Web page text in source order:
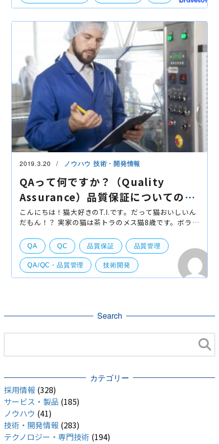
2019.3.20 ノウハウ 技術・開発情報
QAって何ですか？（Quality
Assurance）品質保証についてのま
とめ。
こんにちは！猫大好きのT.I.です。だって猫おいしいん
だもん！？ 実家の猫は茶トラのメス猫8歳です。ボラン
ールは贅沢覚えちゃうと大変なのでたまにしかあげま
せん
QA QC 品質保証 品質管理
QA/QC・品質管理 技術開発
Search
カテゴリー
採用情報 (328)
サービス・製品 (185)
ノウハウ (41)
技術・開発情報 (283)
テクノロジー・専門技術 (194)